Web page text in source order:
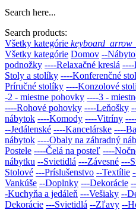
Search here...
Search products:
Všetky kategórie
Všetky kategórie Domov --
podnožky ----Relaxačné kreslá ----
Stoly a stolíky ----Konferenčné
Príručné stolíky ----Konzolové
-2 - miestne pohovky ----3 -
----Rohové pohovky ----Leňošky
nábytok ----Komody ----Vitríny
--Jedálenské ----Kancelárske ----
nábytok ----Obaly na záhradný
Postele ----Čelá na posteľ ----
nábytku --Svietidlá ---Závesné ---
Stolové ---Príslušenstvo --Textílie
Vankúše --Doplnky ---Dekorácie
-Kuchyňa a jedáleň ---Vešiaky --
Dekorácie ---Svietidlá --Zľavy --